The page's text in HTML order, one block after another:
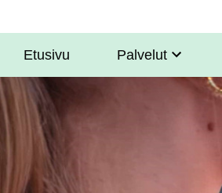
Sote
Menu
Asiakkaille
Etusivu Palvelut